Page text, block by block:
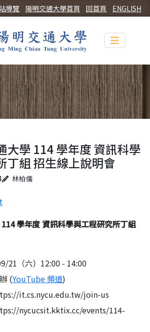
ENGLISH
回首頁
陽明交通大學首頁
導覽
Toggle
大學 114 學年度 資訊科學
丁組 招生線上說明會
林柏儒
學年度 資訊科學與工程研究所丁組
21（六）12:00 - 14:00
(YouTube 頻道)
it.cs.nycu.edu.tw/join-us
nycucsit.kktix.cc/events/114-